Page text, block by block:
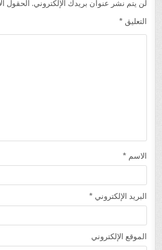
لن يتم نشر عنوان بريدك الإلكتروني. الحقول
التعليق *
الاسم *
البريد الإلكتروني *
الموقع الإلكتروني